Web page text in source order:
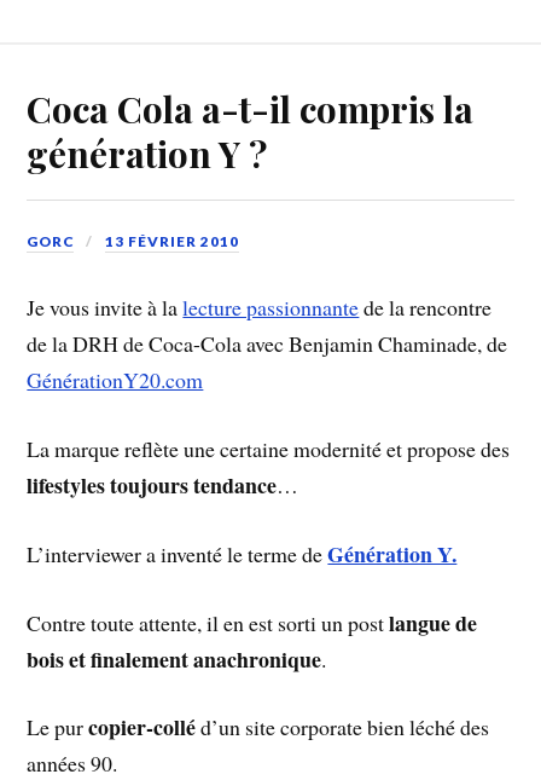
Coca Cola a-t-il compris la
génération Y ?
GORC 13 FÉVRIER 2010
Je vous invite à lalecture passionnantede la rencontre
de la DRH de Coca-Cola avec Benjamin Chaminade, de
GénérationY20.com
La marque reflète une certaine modernité et propose des
lifestyles toujours tendance…
L’interviewer a inventé le terme deGénération Y.
Contre toute attente, il en est sorti un postlangue de
bois et finalement anachronique.
Le purcopier-colléd’un site corporate bien léché des
années 90.